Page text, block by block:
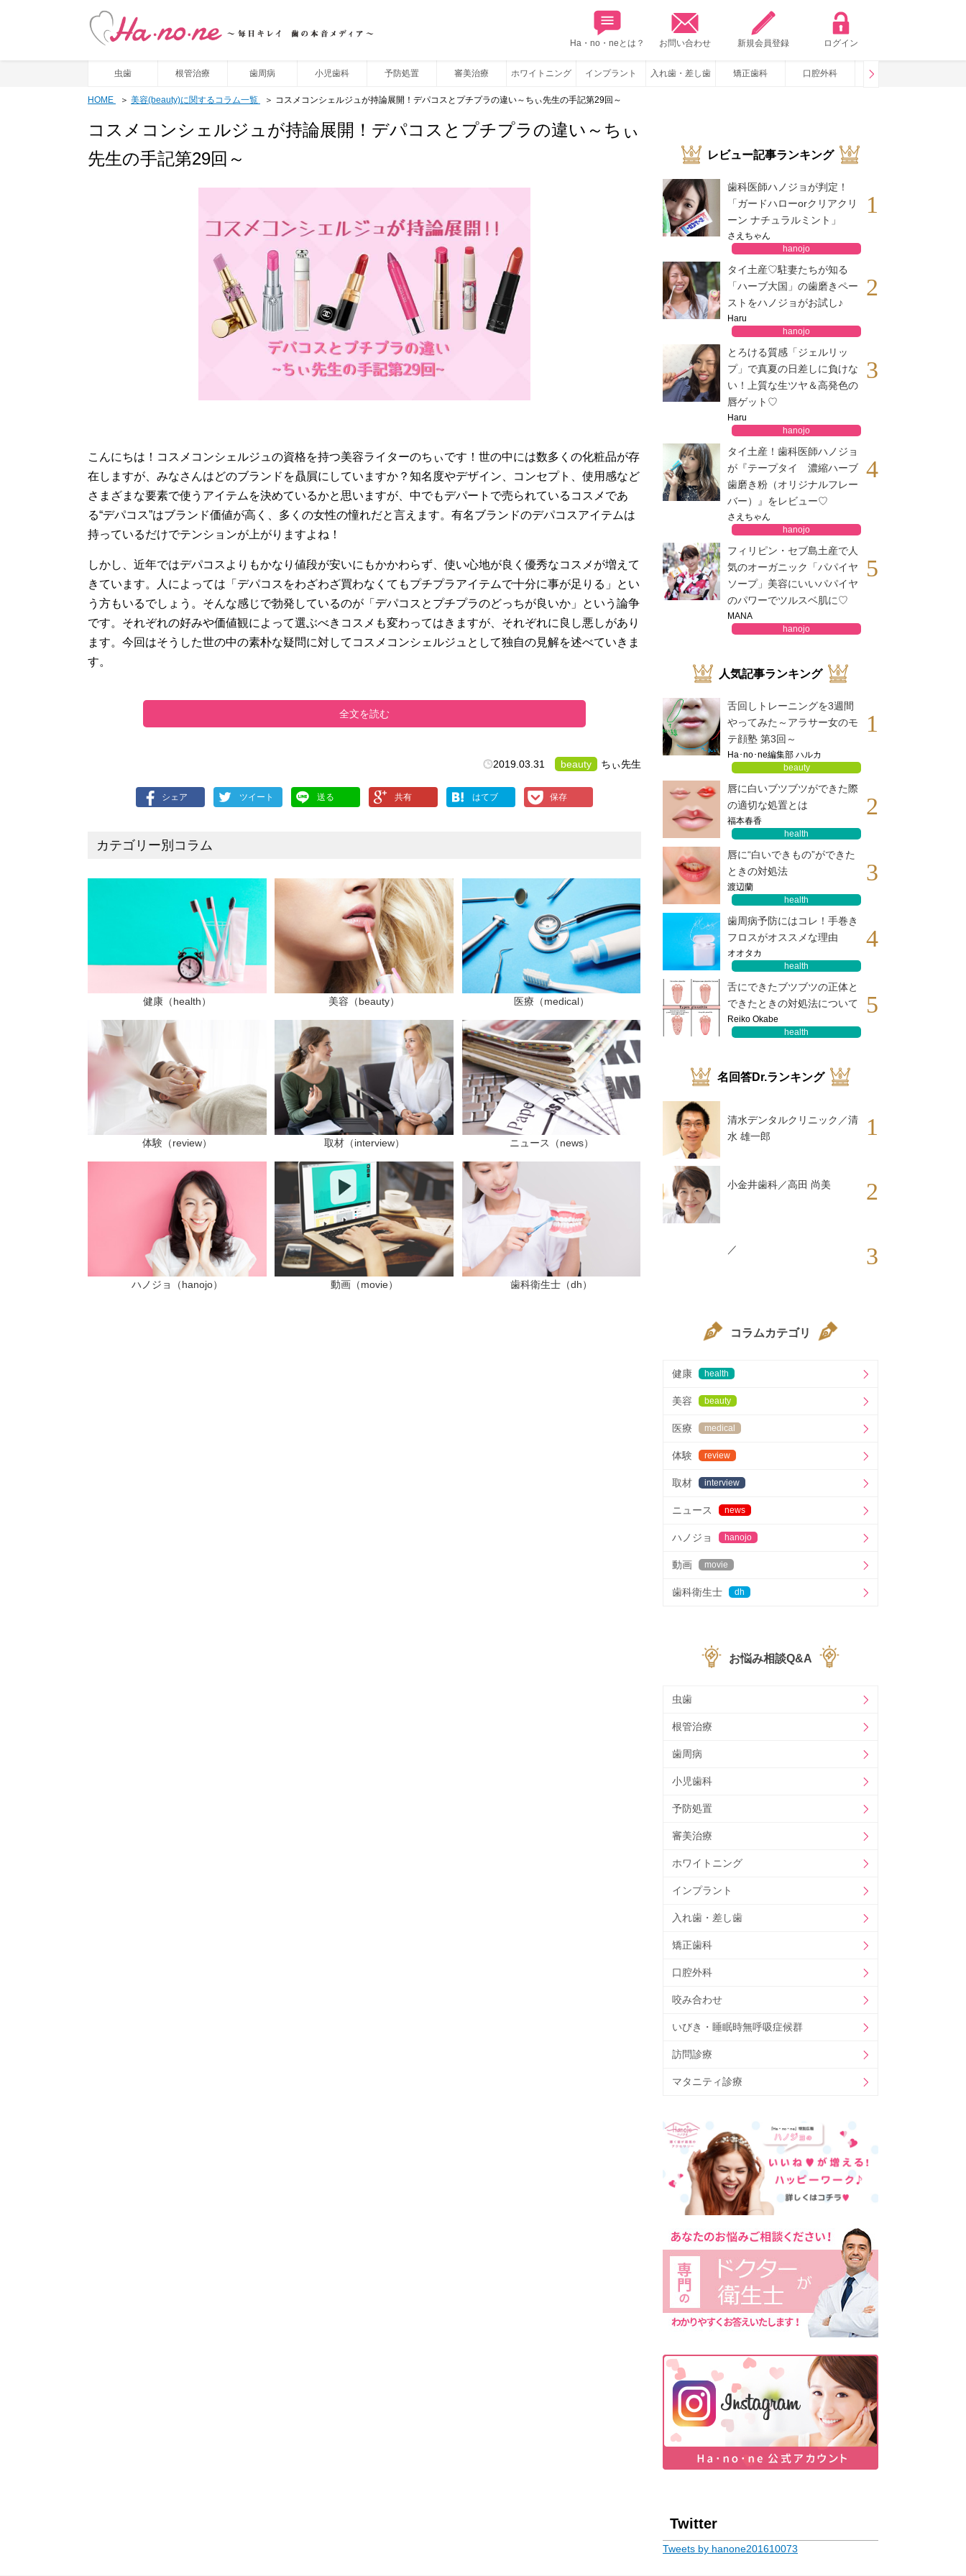
Ha・no・neとは？ お問い合わせ 新規会員登録 ログイン
虫歯 根管治療 歯周病 小児歯科 予防処置 審美治療 ホワイトニング インプラント 入れ歯・差し歯 矯正歯科 口腔外科 咬み合わせ
HOME 美容(beauty)に関するコラム一覧 コスメコンシェルジュが持論展開！デパコスとプチプラの違い～ちぃ先生の手記第29回～
コスメコンシェルジュが持論展開！デパコスとプチプラの違い～ちぃ
先生の手記第29回～
こんにちは！コスメコンシェルジュの資格を持つ美容ライターのちぃです！世の中には数多くの化粧品が存
在しますが、みなさんはどのブランドを贔屓にしていますか？知名度やデザイン、コンセプト、使用感など
さまざまな要素で使うアイテムを決めているかと思いますが、中でもデパートで売られているコスメであ
る“デパコス”はブランド価値が高く、多くの女性の憧れだと言えます。有名ブランドのデパコスアイテムは
持っているだけでテンションが上がりますよね！
しかし、近年ではデパコスよりもかなり値段が安いにもかかわらず、使い心地が良く優秀なコスメが増えて
きています。人によっては「デパコスをわざわざ買わなくてもプチプラアイテムで十分に事が足りる」とい
う方もいるでしょう。そんな感じで勃発しているのが「デパコスとプチプラのどっちが良いか」という論争
です。それぞれの好みや価値観によって選ぶべきコスメも変わってはきますが、それぞれに良し悪しがあり
ます。今回はそうした世の中の素朴な疑問に対してコスメコンシェルジュとして独自の見解を述べていきま
す。
全文を読む
2019.03.31 beauty ちぃ先生
シェア ツイート 送る 共有 はてブ 保存
カテゴリー別コラム
健康（health） 美容（beauty） 医療（medical）
体験（review） 取材（interview） ニュース（news）
ハノジョ（hanojo） 動画（movie） 歯科衛生士（dh）
レビュー記事ランキング
歯科医師ハノジョが判定！
「ガードハローorクリアクリ
ーン ナチュラルミント」
さえちゃん
hanojo
1
タイ土産♡駐妻たちが知る
「ハーブ大国」の歯磨きペー
ストをハノジョがお試し♪
Haru
hanojo
2
とろける質感「ジェルリッ
プ」で真夏の日差しに負けな
い！上質な生ツヤ＆高発色の
唇ゲット♡
Haru
hanojo
3
タイ土産！歯科医師ハノジョ
が『テープタイ 濃縮ハーブ
歯磨き粉（オリジナルフレー
バー）』をレビュー♡
さえちゃん
hanojo
4
フィリピン・セブ島土産で人
気のオーガニック「パパイヤ
ソープ」美容にいいパパイヤ
のパワーでツルスベ肌に♡
MANA
hanojo
5
人気記事ランキング
舌回しトレーニングを3週間
やってみた～アラサー女のモ
テ顔塾 第3回～
Ha･no･ne編集部 ハルカ
beauty
1
唇に白いブツブツができた際
の適切な処置とは
福本春香
health
2
唇に“白いできもの”ができた
ときの対処法
渡辺蘭
health
3
歯周病予防にはコレ！手巻き
フロスがオススメな理由
オオタカ
health
4
舌にできたブツブツの正体と
できたときの対処法について
Reiko Okabe
health
5
名回答Dr.ランキング
清水デンタルクリニック／清
水 雄一郎
1
小金井歯科／高田 尚美 2
／ 3
コラムカテゴリ
健康 health
美容 beauty
医療 medical
体験 review
取材 interview
ニュース news
ハノジョ hanojo
動画 movie
歯科衛生士 dh
お悩み相談Q&A
虫歯
根管治療
歯周病
小児歯科
予防処置
審美治療
ホワイトニング
インプラント
入れ歯・差し歯
矯正歯科
口腔外科
咬み合わせ
いびき・睡眠時無呼吸症候群
訪問診療
マタニティ診療
Twitter
Tweets by hanone201610073